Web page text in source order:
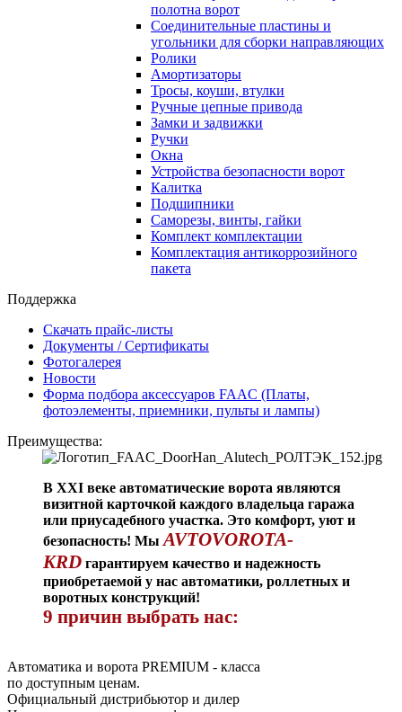
полотна ворот
Соединительные пластины и
угольники для сборки направляющих
Ролики
Амортизаторы
Тросы, коуши, втулки
Ручные цепные привода
Замки и задвижки
Ручки
Окна
Устройства безопасности ворот
Калитка
Подшипники
Саморезы, винты, гайки
Комплект комплектации
Комплектация антикоррозийного
пакета
Поддержка
Скачать прайс-листы
Документы / Сертификаты
Фотогалерея
Новости
Форма подбора аксессуаров FAAC (Платы,
фотоэлементы, приемники, пульты и лампы)
Преимущества:
В XXI веке автоматические ворота являются
визитной карточкой каждого владельца гаража
или приусадебного участка. Это комфорт, уют и
безопасность! Мы AVTOVOROTA-
KRD гарантируем качество и надежность
приобретаемой у нас автоматики, роллетных и
воротных конструкций!
9 причин выбрать нас:
Автоматика и ворота PREMIUM - класса
по доступным ценам.
Официальный дистрибьютор и дилер